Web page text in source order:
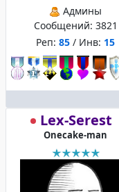
Админы
Сообщений: 3821
Реп: 85 / Инв: 15
Lex-Serest
Onecake-man